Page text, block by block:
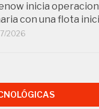
inicia
con una flota
2026